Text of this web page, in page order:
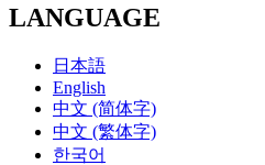
LANGUAGE
日本語
English
中文 (简体字)
中文 (繁体字)
한국어